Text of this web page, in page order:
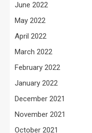
June 2022
May 2022
April 2022
March 2022
February 2022
January 2022
December 2021
November 2021
October 2021